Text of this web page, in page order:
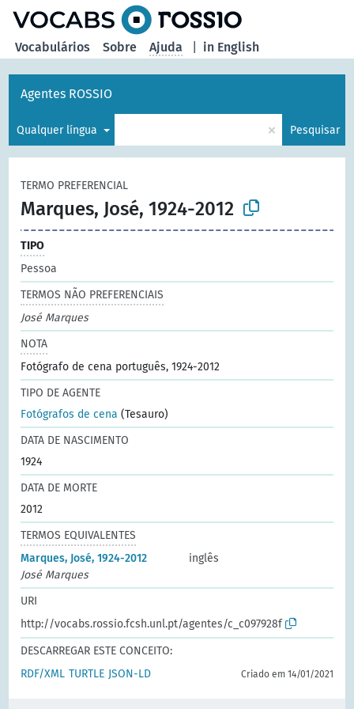
in English
Vocabulários Sobre Ajuda
Agentes ROSSIO
Qualquer língua × Pesquisar
TERMO PREFERENCIAL
Marques, José, 1924-2012
TIPO
Pessoa
TERMOS NÃO PREFERENCIAIS
José Marques
NOTA
Fotógrafo de cena português, 1924-2012
TIPO DE AGENTE
Fotógrafos de cena (Tesauro)
DATA DE NASCIMENTO
1924
DATA DE MORTE
2012
TERMOS EQUIVALENTES
Marques, José, 1924-2012
inglês
José Marques
URI
http://vocabs.rossio.fcsh.unl.pt/agentes/c_c097928f
DESCARREGAR ESTE CONCEITO:
RDF/XML TURTLE JSON-LD Criado em 14/01/2021